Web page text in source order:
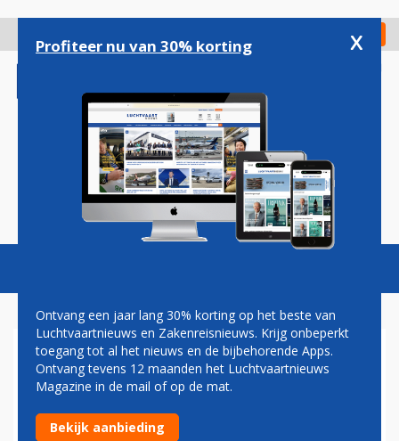
gaan
Check in
Magazine Podcasts Vacatures
KLM-VLUCHT WIJKT UIT
NAAR CURITIBA OM MEDISCH
INCIDENT
Profiteer nu van 30% korting x
Ontvang een jaar lang 30% korting op het beste van
Luchtvaartnieuws en Zakenreisnieuws. Krijg onbeperkt
toegang tot al het nieuws en de bijbehorende Apps.
Ontvang tevens 12 maanden het Luchtvaartnieuws
Magazine in de mail of op de mat.
Bekijk aanbieding